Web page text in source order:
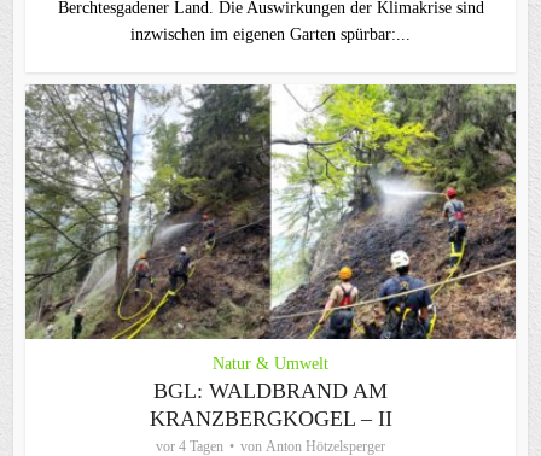
Berchtesgadener Land. Die Auswirkungen der Klimakrise sind
inzwischen im eigenen Garten spürbar:...
Natur & Umwelt
BGL: WALDBRAND AM
KRANZBERGKOGEL – II
vor 4 Tagen von Anton Hötzelsperger